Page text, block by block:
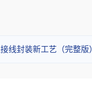
线封装新工艺（完整版）